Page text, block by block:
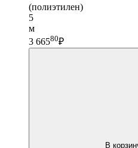
(полиэтилен)
5
м
3 66580₽
В